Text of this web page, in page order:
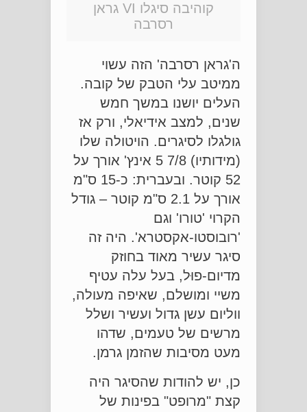
קוהיבה סיגלו VI גראן
רסרבה
ה'גראן רסרבה' הזה עשוי
ממיטב עלי הטבק של קובה.
העלים יושנו במשך חמש
שנים, למצב אידיאלי, ורק אז
גולגלו לסיגרים. הויטולה שלו
(מידותיו) 7/8 5 אינץ' אורך על
52 קוטר. ובעברית: כ-15 ס"מ
אורך על 2.1 ס"מ קוטר – גודל
הקרוי 'טורו' וגם
'רובוסטו-אקסטרא'. היה זה
סיגר עשיר מאוד בחוזק
מדיום-פוּל, בעל עלה עטיף
משיי ומושלם, שאיפה מעולה,
ווליום עשן גדול ועשיר ושלל
מרשים של טעמים, שדהו
מעט מסיבות שהזמן גרמן.
כן, יש להודות שהסיגר היה
קצת "מרופט" בפינות של